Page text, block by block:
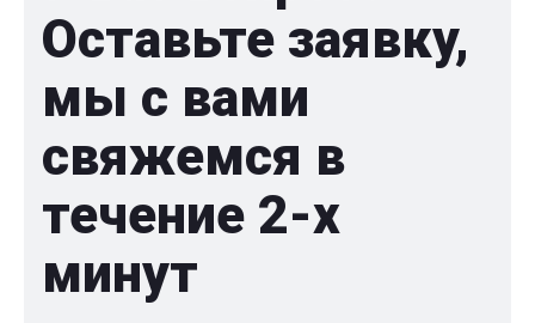
Оставьте заявку,
мы с вами
свяжемся в
течение 2-x
минут